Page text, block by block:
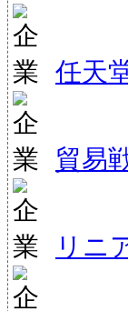
任天
貿易
リニ